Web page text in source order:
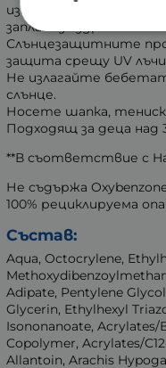
използвате
заплаха за здравето.
Слънцезащитните
защита срещу UV
Не излагайте
слънце.
Носете шапка,
Подходящ за деца над
**В съответствие с
Не съдържа
100% рециклируема
Състав:
Aqua, Octocrylene,
Adipate, Pentylene
Glycerin, Ethylhexyl
Isononanoate,
Copolymer, Acrylates/
Allantoin, Arachis